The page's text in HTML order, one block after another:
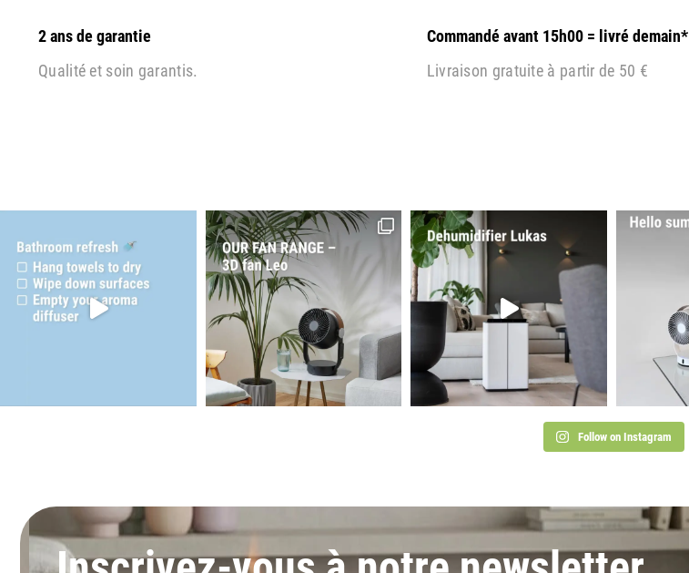
2 ans de garantie
Qualité et soin garantis.
Commandé avant 15h00 = livré demain*
Livraison gratuite à partir de 50 €
Follow on Instagram